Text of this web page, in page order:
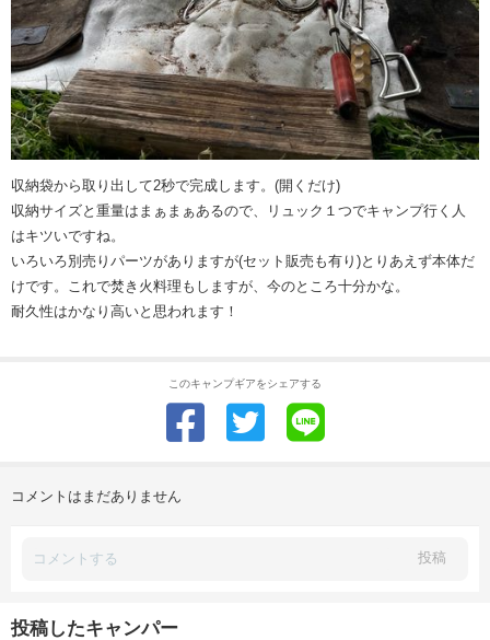
収納袋から取り出して2秒で完成します。(開くだけ)
収納サイズと重量はまぁまぁあるので、リュック１つでキャンプ行く人
はキツいですね。
いろいろ別売りパーツがありますが(セット販売も有り)とりあえず本体だ
けです。これで焚き火料理もしますが、今のところ十分かな。
耐久性はかなり高いと思われます！
このキャンプギアをシェアする
コメントはまだありません
投稿
投稿したキャンパー